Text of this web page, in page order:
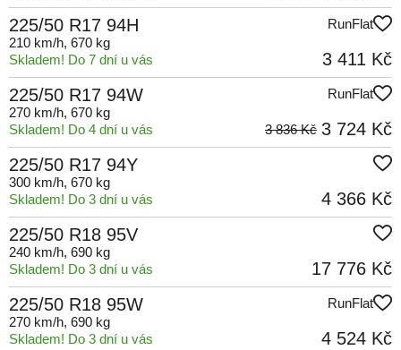
225/50 R17 94H
RunFlat
210 km/h, 670 kg
Skladem! Do 7 dní u vás
3 411 Kč
225/50 R17 94W
RunFlat
270 km/h, 670 kg
Skladem! Do 4 dní u vás
3 724 Kč
3 836 Kč
225/50 R17 94Y
300 km/h, 670 kg
Skladem! Do 3 dní u vás
4 366 Kč
225/50 R18 95V
240 km/h, 690 kg
Skladem! Do 3 dní u vás
17 776 Kč
225/50 R18 95W
RunFlat
270 km/h, 690 kg
Skladem! Do 3 dní u vás
4 524 Kč